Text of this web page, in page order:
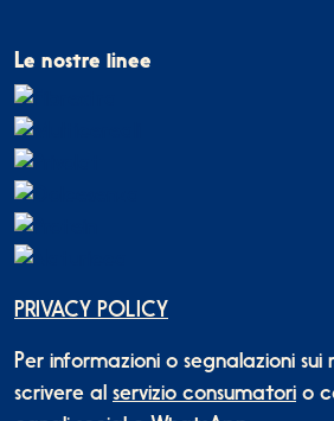
Le nostre linee
PRIVACY POLICY
Per informazioni o segnalazioni
scrivere al servizio consumatori o